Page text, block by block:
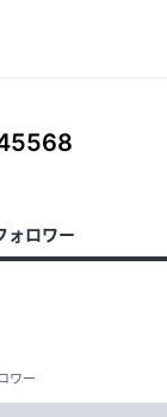
ォロワー
ワー